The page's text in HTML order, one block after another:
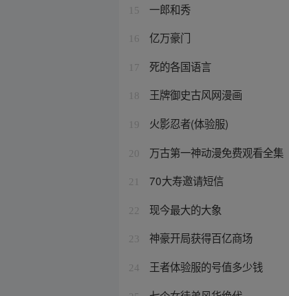
15 一郎和秀
16 亿万豪门
17 死的各国语言
18 王牌御史古风网漫画
19 火影忍者(体验服)
20 万古第一神动漫免费观看全集
21 70大寿邀请短信
22 现今最大的大象
23 神豪开局获得百亿商场
24 王者体验服的号值多少钱